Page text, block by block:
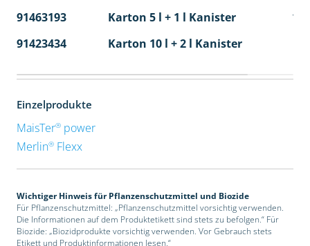
91463193 Karton 5 l + 1 l Kanister
115
91423434
Karton 10 l + 2 l Kanister
Einzelprodukte
MaisTer®power
Merlin®Flexx
Wichtiger Hinweis für Pflanzenschutzmittel und Biozide
Für Pflanzenschutzmittel: „Pflanzenschutzmittel vorsichtig verwenden.
Die Informationen auf dem Produktetikett sind stets zu befolgen.“ Für
Biozide: „Biozidprodukte vorsichtig verwenden. Vor Gebrauch stets
Etikett und Produktinformationen lesen.“